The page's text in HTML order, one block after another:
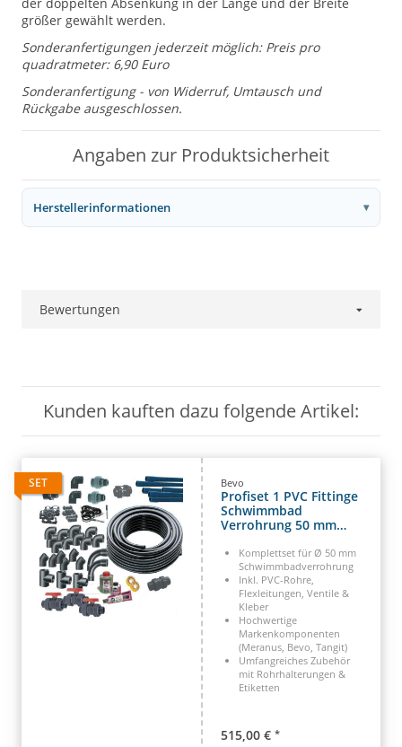
größer gewählt werden.
Sonderanfertigungen jederzeit möglich: Preis pro
quadratmeter: 6,90 Euro
Sonderanfertigung - von Widerruf, Umtausch und
Rückgabe ausgeschlossen.
Angaben zur Produktsicherheit
Herstellerinformationen
Bewertungen
Kunden kauften dazu folgende Artikel:
SET Bevo
Profiset 1 PVC Fittinge
Schwimmbad
Verrohrung 50 mm
Komplettset für Ø 50 mm
Schwimmbadverrohrung
Inkl. PVC-Rohre,
Flexleitungen, Ventile &
Kleber
Hochwertige
Markenkomponenten
(Meranus, Bevo, Tangit)
Umfangreiches Zubehör
mit Rohrhalterungen &
Etiketten
515,00 € *